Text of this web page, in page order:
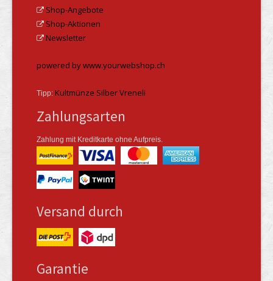
Shop-Angebote
Shop-Aktionen
Newsletter
powered by www.yourwebshop.ch
Tipp: Kultmünze Silber Vreneli
Zahlungsarten
Zahlung mit Kreditkarte ohne Aufpreis.
Versand durch
Garantie